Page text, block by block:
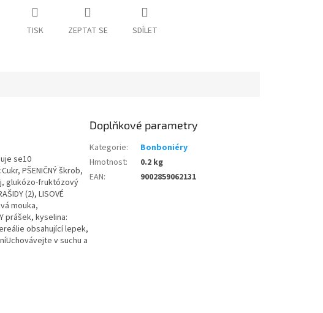
TISK ZEPTAT SE SDÍLET
se10
PŠENIČNÝ škrob,
glukózo-fruktózový
(2), LISOVÉ
mouka,
prášek, kyselina:
obsahující lepek,
v suchu a
Doplňkové parametry
Kategorie:
Bonboniéry
Hmotnost:
0.2 kg
EAN: 9002859062131